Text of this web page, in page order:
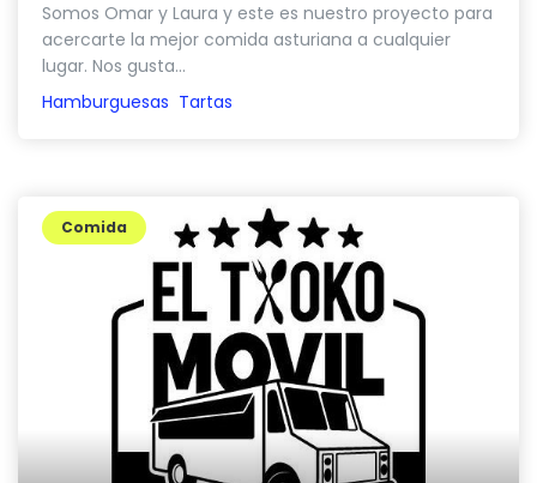
Somos Omar y Laura y este es nuestro proyecto para
acercarte la mejor comida asturiana a cualquier
lugar. Nos gusta...
Hamburguesas Tartas
Comida